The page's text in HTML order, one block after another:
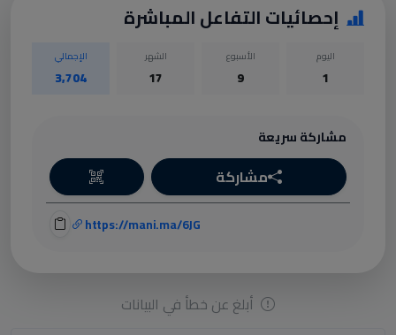
إحصائيات التفاعل المباشرة
اليوم
1
الأسبوع
9
الشهر
17
الإجمالي
3,704
مشاركة سريعة
مشاركة
https://mani.ma/6JG
أبلغ عن خطأ في البيانات